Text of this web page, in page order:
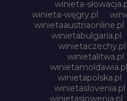
winieta-
winieta-węgry.pl
winietaaustriaonline.pl
winietabulgaria.pl
winietaczechy.pl
winietalitwa.pl
winietamoldawia.pl
winietapolska.pl
winietaslovenia.pl
winietaslowenia.pl